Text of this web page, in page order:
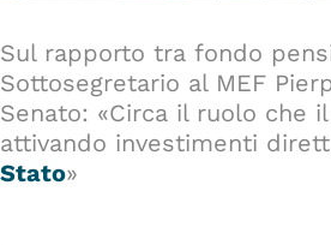
Sul rapporto tra fondo
Sottosegretario al MEF
Senato: «Circa il ruolo che
attivando investimenti
Stato»